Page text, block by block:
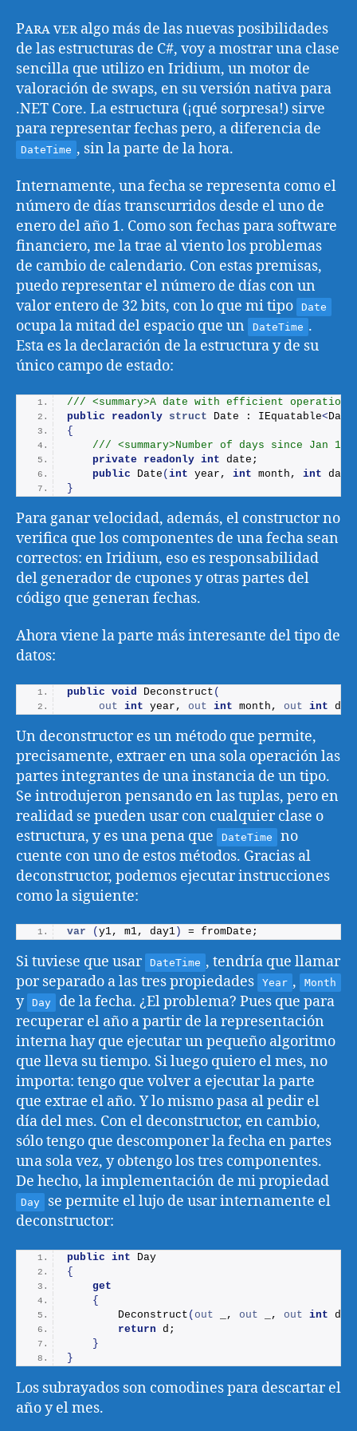
Para veralgo más de las nuevas posibilidades
de las estructuras de C#, voy a mostrar una clase
sencilla que utilizo en Iridium, un motor de
valoración de swaps, en su versión nativa para
.NET Core. La estructura (¡qué sorpresa!) sirve
para representar fechas pero, a diferencia de
DateTime , sin la parte de la hora.
Internamente, una fecha se representa como el
número de días transcurridos desde el uno de
enero del año 1. Como son fechas para software
financiero, me la trae al viento los problemas
de cambio de calendario. Con estas premisas,
puedo representar el número de días con un
valor entero de 32 bits, con lo que mi tipo
Date
ocupa la mitad del espacio que un DateTime .
Esta es la declaración de la estructura y de su
único campo de estado:
/// <summary>A date with efficient
public
readonly struct Date : IEquatable<Date
{
/// <summary>Number of days since Jan
private readonly int date;
public
Date (int year, int month, int day
}
Para ganar velocidad, además, el constructor no
verifica que los componentes de una fecha sean
correctos: en Iridium, eso es responsabilidad
del generador de cupones y otras partes del
código que generan fechas.
Ahora viene la parte más interesante del tipo de
datos:
public void Deconstruct (
out int year, out int month, out int day
Un deconstructor es un método que permite,
precisamente, extraer en una sola operación las
partes integrantes de una instancia de un tipo.
Se introdujeron pensando en las tuplas, pero en
realidad se pueden usar con cualquier clase o
estructura, y es una pena que
DateTime
no
cuente con uno de estos métodos. Gracias al
deconstructor, podemos ejecutar instrucciones
como la siguiente:
var ( y1, m1, day1 ) = fromDate;
Si tuviese que usar DateTime , tendría que llamar
por separado a las tres propiedades
Year , Month
y Day
de la fecha. ¿El problema? Pues que para
recuperar el año a partir de la representación
interna hay que ejecutar un pequeño algoritmo
que lleva su tiempo. Si luego quiero el mes, no
importa: tengo que volver a ejecutar la parte
que extrae el año. Y lo mismo pasa al pedir el
día del mes. Con el deconstructor, en cambio,
sólo tengo que descomponer la fecha en partes
una sola vez, y obtengo los tres componentes.
De hecho, la implementación de mi propiedad
Day
se permite el lujo de usar internamente el
deconstructor:
public int Day
{
get
{
Deconstruct (out _, out _, out int d
return d;
}
}
Los subrayados son comodines para descartar el
año y el mes.